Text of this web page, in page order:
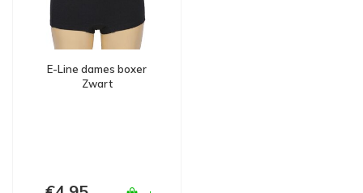
E-Line dames boxer
Zwart